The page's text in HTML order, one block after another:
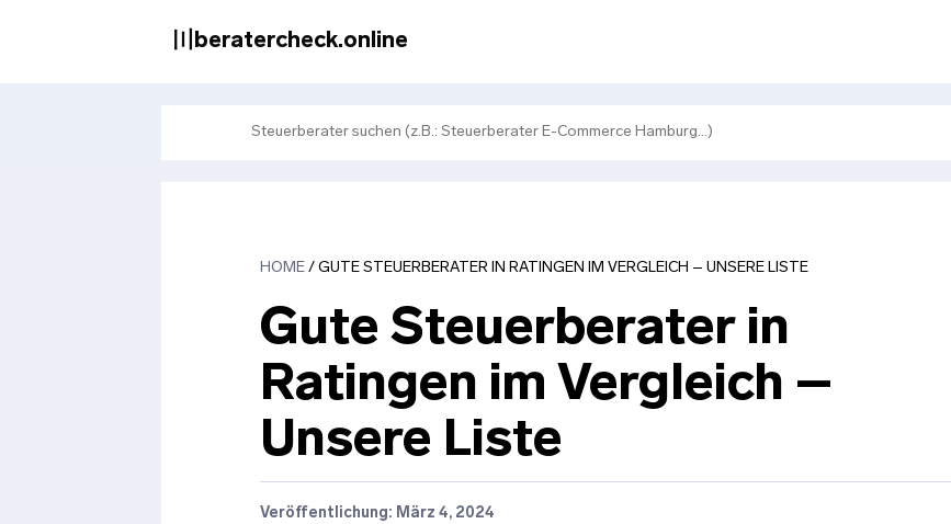
〣beratercheck.online
HOME / GUTE STEUERBERATER IN RATINGEN IM VERGLEICH – UNSERE LISTE
Gute Steuerberater in
Ratingen im Vergleich –
Unsere Liste
Veröffentlichung: März 4, 2024